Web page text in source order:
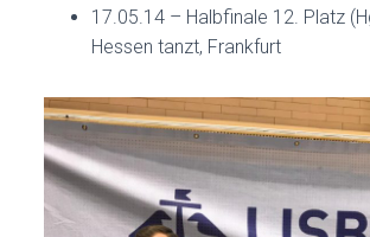
17.05.14 – Halbfinale 12. Platz
Hessen tanzt, Frankfurt